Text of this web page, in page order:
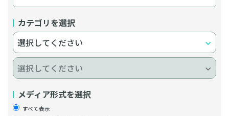
カテゴリを選択
メディア形式を選択
すべて表示